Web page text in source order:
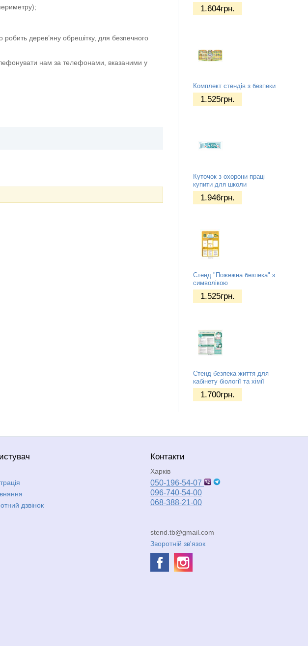
дерев’яну обрешітку, для безпечного
нам за телефонами, вказаними у
1.604грн.
Комплект стендів з безпеки
1.525грн.
Куточок з охорони праці
купити для школи
1.946грн.
Стенд "Пожежна безпека" з
символікою
1.525грн.
Стенд безпека життя для
кабінету біології та хімії
1.700грн.
дзвінок
Контакти
Харків
050-196-54-07
096-740-54-00
068-388-21-00
stend.tb@gmail.com
Зворотній зв'язок